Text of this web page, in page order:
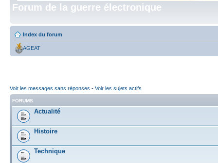
Forum de la guerre électronique
Index du forum
AGEAT
Voir les messages sans réponses • Voir les sujets actifs
FORUMS
Actualité
Histoire
Technique